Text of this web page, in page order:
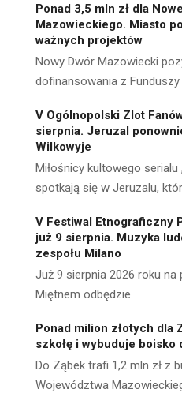
Ponad 3,5 mln zł dla
Mazowieckiego. Miasto
ważnych projektów
Nowy Dwór Mazowiecki
dofinansowania z Funduszy
V Ogólnopolski Zlot
sierpnia. Jeruzal
Wilkowyje
Miłośnicy kultowego serialu
spotkają się w Jeruzalu,
V Festiwal Etnograficzny
już 9 sierpnia. Muzyka
zespołu Milano
Już 9 sierpnia 2026 roku na
Miętnem odbędzie
Ponad milion złotych dla
szkołę i wybuduje boisko
Do Ząbek trafi 1,2 mln zł z
Województwa